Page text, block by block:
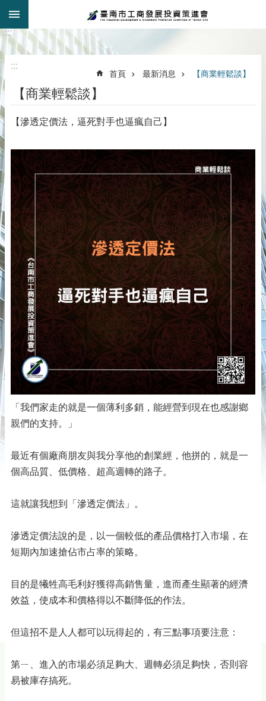
跳到主要內容區塊
:::
:::
首頁 最新消息 【商業輕鬆談】
【商業輕鬆談】
【滲透定價法，逼死對手也逼瘋自己】
「我們家走的就是一個薄利多銷，能經營到現在也感謝鄉
親們的支持。」
最近有個廠商朋友與我分享他的創業經，他拼的，就是一
個高品質、低價格、超高週轉的路子。
這就讓我想到「滲透定價法」。
滲透定價法說的是，以一個較低的產品價格打入市場，在
短期內加速搶佔市占率的策略。
目的是犧牲高毛利好獲得高銷售量，進而產生顯著的經濟
效益，使成本和價格得以不斷降低的作法。
但這招不是人人都可以玩得起的，有三點事項要注意：
第ㄧ、進入的市場必須足夠大、週轉必須足夠快，否則容
易被庫存搞死。